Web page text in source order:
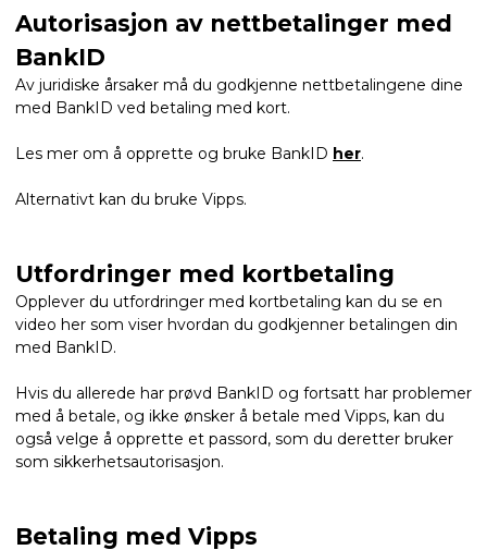
Autorisasjon av nettbetalinger med
BankID
Av juridiske årsaker må du godkjenne nettbetalingene dine
med BankID ved betaling med kort.
Les mer om å opprette og bruke BankID her.
Alternativt kan du bruke Vipps.
Utfordringer med kortbetaling
Opplever du utfordringer med kortbetaling kan du se en
video her som viser hvordan du godkjenner betalingen din
med BankID.
Hvis du allerede har prøvd BankID og fortsatt har problemer
med å betale, og ikke ønsker å betale med Vipps, kan du
også velge å opprette et passord, som du deretter bruker
som sikkerhetsautorisasjon.
Betaling med Vipps